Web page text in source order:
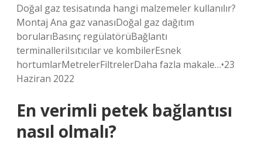
Doğal gaz tesisatında hangi malzemeler kullanılır?
Montaj Ana gaz vanasıDoğal gaz dağıtım
borularıBasınç regülatörüBağlantı
terminalleriIsıtıcılar ve kombilerEsnek
hortumlarMetrelerFiltrelerDaha fazla makale…•23
Haziran 2022
En verimli petek bağlantısı
nasıl olmalı?